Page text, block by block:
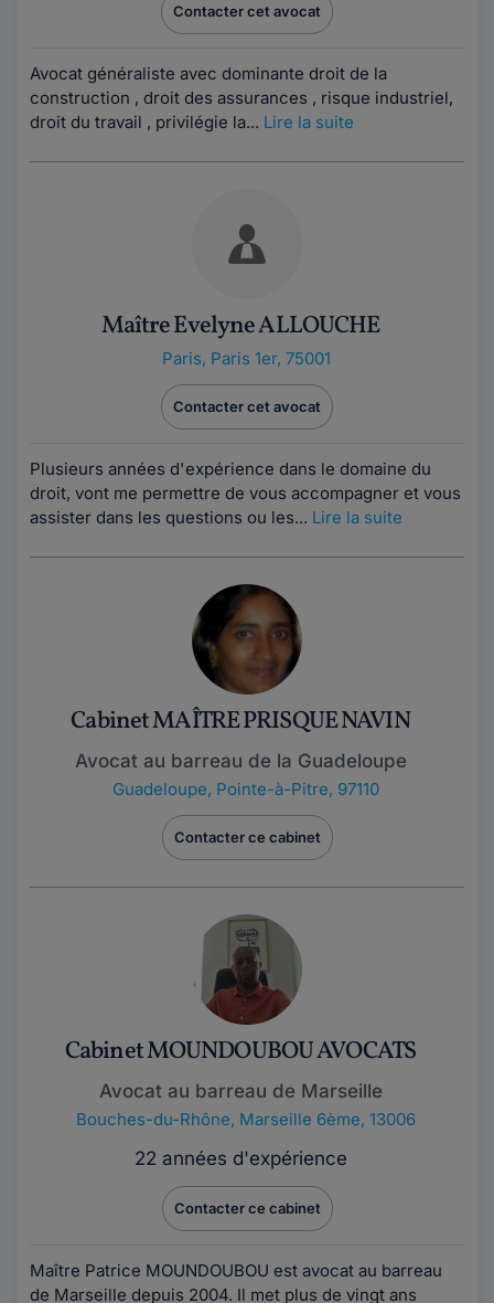
Contacter cet avocat
Avocat généraliste avec dominante droit de la
construction , droit des assurances , risque industriel,
droit du travail , privilégie la... Lire la suite
Maître Evelyne ALLOUCHE
Paris, Paris 1er, 75001
Contacter cet avocat
Plusieurs années d'expérience dans le domaine du
droit, vont me permettre de vous accompagner et vous
assister dans les questions ou les... Lire la suite
Cabinet MAÎTRE PRISQUE NAVIN
Avocat au barreau de la Guadeloupe
Guadeloupe, Pointe-à-Pitre, 97110
Contacter ce cabinet
Cabinet MOUNDOUBOU AVOCATS
Avocat au barreau de Marseille
Bouches-du-Rhône, Marseille 6ème, 13006
22 années d'expérience
Contacter ce cabinet
Maître Patrice MOUNDOUBOU est avocat au barreau
de Marseille depuis 2004. Il met plus de vingt ans